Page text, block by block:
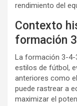
rendimiento del
Contexto
formación
La formación 3-4-
estilos de fútbol,
anteriores como
puede rastrear a
maximizar el